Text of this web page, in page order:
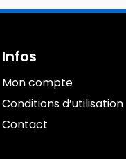
Infos
Mon compte
Conditions d’utilisation
Contact